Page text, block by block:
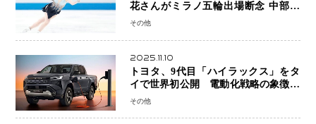
花さんがミラノ五輪出場断念 中部選
手権欠場を発表「安全最優先の判断」
その他
2025.11.10
トヨタ、9代目「ハイラックス」をタ
イで世界初公開 電動化戦略の象徴と
なるBEVモデルを初設定
その他